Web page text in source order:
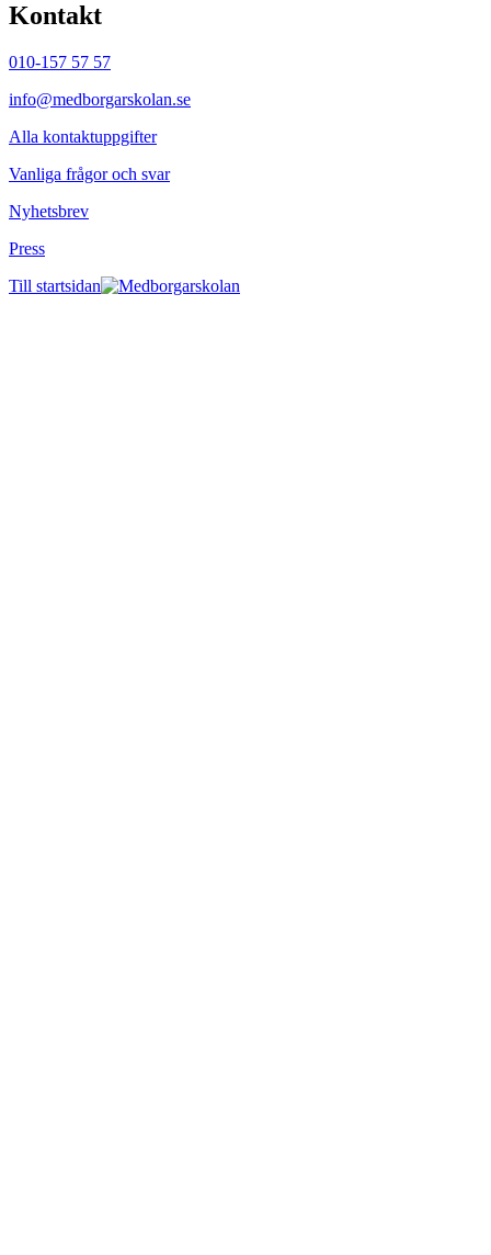
Kontakt
010-157 57 57
info@medborgarskolan.se
Alla kontaktuppgifter
Vanliga frågor och svar
Nyhetsbrev
Press
Till startsidan